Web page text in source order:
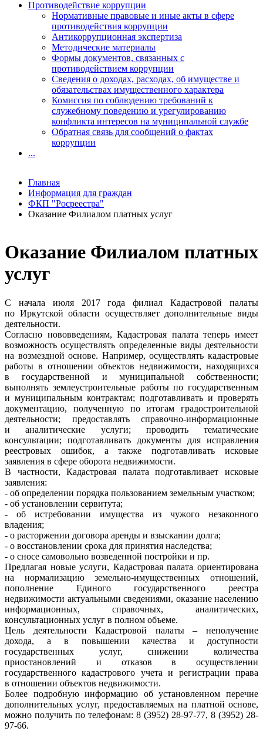
Оказание Филиалом платных
услуг
С начала июля 2017 года филиал Кадастровой палаты
по Иркутской области осуществляет дополнительные виды
деятельности.
Согласно нововведениям, Кадастровая палата теперь имеет
возможность осуществлять определенные виды деятельности
на возмездной основе. Например, осуществлять кадастровые
работы в отношении объектов недвижимости, находящихся
в государственной и муниципальной собственности;
выполнять землеустроительные работы по государственным
и муниципальным контрактам; подготавливать и проверять
документацию, полученную по итогам градостроительной
деятельности; предоставлять справочно-информационные
и аналитические услуги; проводить тематические
консультации; подготавливать документы для исправления
реестровых ошибок, а также подготавливать исковые
заявления в сфере оборота недвижимости.
В частности, Кадастровая палата подготавливает исковые
заявления:
- об определении порядка пользованием земельным участком;
- об установлении сервитута;
- об истребовании имущества из чужого незаконного
владения;
- о расторжении договора аренды и взыскании долга;
- о восстановлении срока для принятия наследства;
- о сносе самовольно возведенной постройки и пр.
Предлагая новые услуги, Кадастровая палата ориентирована
на нормализацию земельно-имущественных отношений,
пополнение Единого государственного реестра
недвижимости актуальными сведениями, оказание населению
информационных, справочных, аналитических,
консультационных услуг в полном объеме.
Цель деятельности Кадастровой палаты – неполучение
дохода, а в повышении качества и доступности
государственных услуг, снижении количества
приостановлений и отказов в осуществлении
государственного кадастрового учета и регистрации права
в отношении объектов недвижимости.
Более подробную информацию об установленном перечне
дополнительных услуг, предоставляемых на платной основе,
можно получить по телефонам: 8 (3952) 28-97-77, 8 (3952) 28-
97-66.
Противодействие коррупции
Нормативные правовые и иные акты в сфере
противодействия коррупции
Антикоррупционная экспертиза
Методические материалы
Формы документов, связанных с
противодействием коррупции
Сведения о доходах, расходах, об имуществе и
обязательствах имущественного характера
Комиссия по соблюдению требований к
служебному поведению и урегулированию
конфликта интересов на муниципальной службе
Обратная связь для сообщений о фактах
коррупции
...
Главная
Информация для граждан
ФКП "Росреестра"
Оказание Филиалом платных услуг